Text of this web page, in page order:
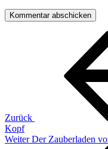
Zurück
Kopf
Nächster
Weiter Der Zauberladen